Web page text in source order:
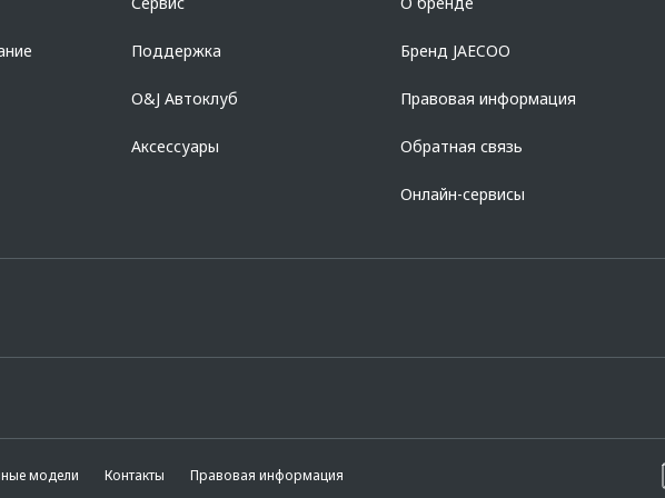
ОГРН 1027700067328 место нахождение 107078, г. Москва, ул. Каланчевская, д. 27.
Поддержка
O&J Автоклуб
Аксессуары
Бренд JAECOO
Правовая информация
Обратная связь
Онлайн-сервисы
модели Контакты Правовая информация